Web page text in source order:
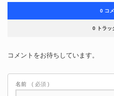
0 コ
0 トラッ
コメントをお待ちしています。
名前 ( 必須 )